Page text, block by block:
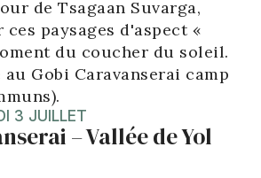
de Tsagaan Suvarga,
paysages d'aspect «
du coucher du soleil.
Gobi Caravanserai camp
3 JUILLET
– Vallée de Yol